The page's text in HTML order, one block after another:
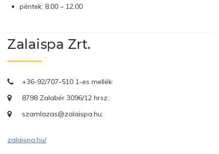
péntek: 8.00 – 12.00
Zalaispa Zrt.
+36-92/707-510 1-es mellék:
8798 Zalabér 3096/12 hrsz.:
szamlazas@zalaispa.hu:
zalaispa.hu/